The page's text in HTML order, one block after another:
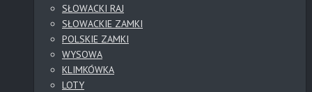
SŁOWACKI RAJ
SŁOWACKIE ZAMKI
POLSKIE ZAMKI
WYSOWA
KLIMKÓWKA
LOTY